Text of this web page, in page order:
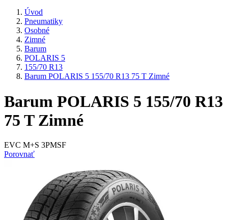
Úvod
Pneumatiky
Osobné
Zimné
Barum
POLARIS 5
155/70 R13
Barum POLARIS 5 155/70 R13 75 T Zimné
Barum POLARIS 5 155/70 R13
75 T Zimné
EVC M+S 3PMSF
Porovnať